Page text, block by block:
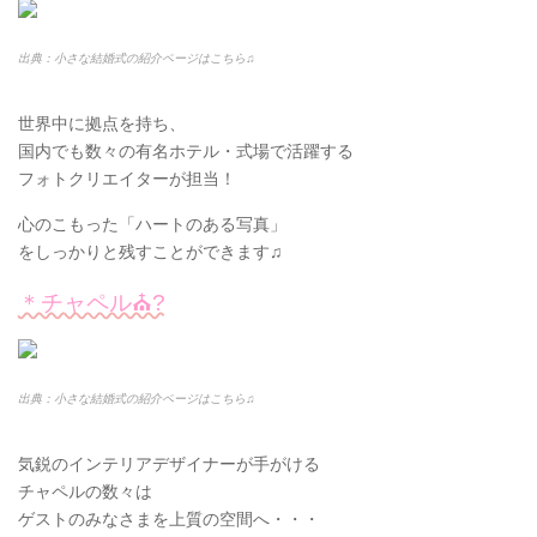
出典：小さな結婚式の紹介ページはこちら♫
世界中に拠点を持ち、
国内でも数々の有名ホテル・式場で活躍する
フォトクリエイターが担当！
心のこもった「ハートのある写真」
をしっかりと残すことができます♫
＊チャペル⛪️?
出典：小さな結婚式の紹介ページはこちら♫
気鋭のインテリアデザイナーが手がける
チャペルの数々は
ゲストのみなさまを上質の空間へ・・・